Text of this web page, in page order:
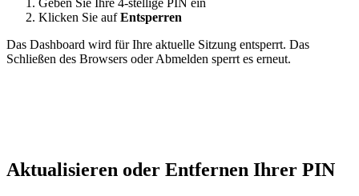
Geben Sie Ihre 4-stellige PIN ein
Klicken Sie aufEntsperren
Das Dashboard wird für Ihre aktuelle Sitzung entsperrt. Das
Schließen des Browsers oder Abmelden sperrt es erneut.
Aktualisieren oder Entfernen Ihrer PIN